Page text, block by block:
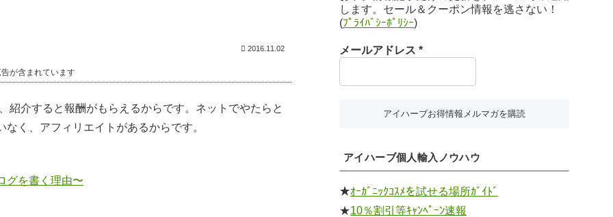
2016.11.02
が含まれています
紹介すると報酬がもらえるからです。ネットでやたらと
く、アフィリエイトがあるからです。
グを書く理由〜
します。セール＆クーポン情報を逃さない！
(ﾌﾟﾗｲﾊﾞｼｰﾎﾟﾘｼｰ)
メールアドレス *
アイハーブ個人輸入ノウハウ
★ｵｰｶﾞﾆｯｸｺｽﾒを試せる場所ｶﾞｲﾄﾞ
★10％割引等ｷｬﾝﾍﾟｰﾝ速報